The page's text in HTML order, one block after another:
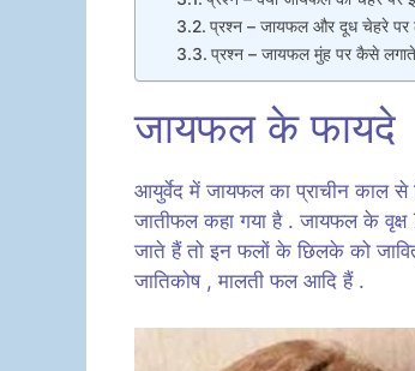
प्रश्न – जायफल और दूध चेहरे पर
प्रश्न – जायफल मुंह पर कैसे
जायफल के फायदे
आयुर्वेद में जायफल का प्राचीन काल से
जातीफल कहा गया है . जायफल के
जाते हैं तो इन फलों के छिलके को
जातिकोष , मालती फल आदि हैं .